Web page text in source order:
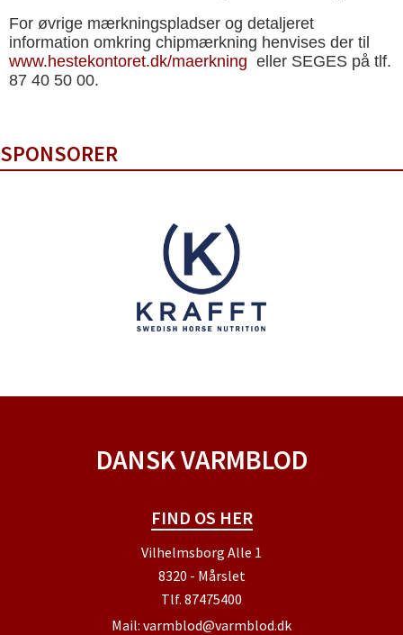
For øvrige mærkningspladser og detaljeret
information omkring chipmærkning henvises der til
www.hestekontoret.dk/maerkning eller SEGES på tlf.
87 40 50 00.
SPONSORER
DANSK VARMBLOD
FIND OS HER
Vilhelmsborg Alle 1
8320 - Mårslet
Tlf. 87475400
Mail: varmblod@varmblod.dk